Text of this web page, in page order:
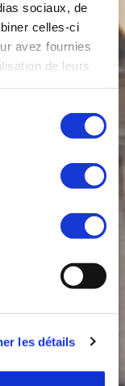
sociaux, de
celles-ci
avez fournies
de leurs
les détails